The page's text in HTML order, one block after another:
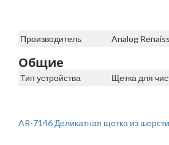
Производитель Analog
Общие
Тип устройства Щетка для
AR-7146 Деликатная щетка из